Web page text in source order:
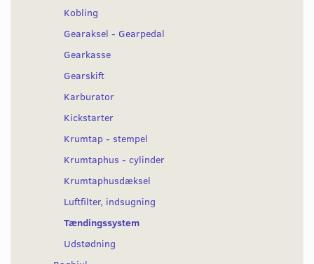
Kobling
Gearaksel - Gearpedal
Gearkasse
Gearskift
Karburator
Kickstarter
Krumtap - stempel
Krumtaphus - cylinder
Krumtaphusdæksel
Luftfilter, indsugning
Tændingssystem
Udstødning